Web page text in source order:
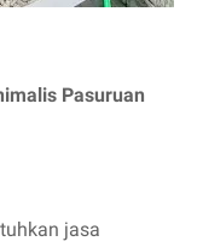
Pasuruan
jasa